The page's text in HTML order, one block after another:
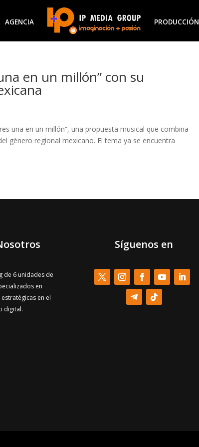
AGENCIA PRODUCCIÓN
en un millón” con su
una en un millón”, una propuesta musical que combina
género regional mexicano. El tema ya se encuentra
de 6 unidades de
en
en el
digital.
Síguenos en